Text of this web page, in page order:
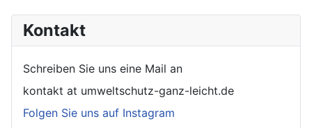
Kontakt
Schreiben Sie uns eine Mail an
kontakt at umweltschutz-ganz-leicht.de
Folgen Sie uns auf Instagram